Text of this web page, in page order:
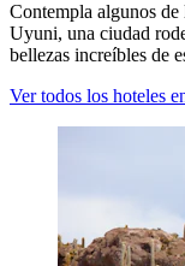
Contempla algunos
Uyuni, una ciudad
bellezas increíbles de
Ver todos los hoteles